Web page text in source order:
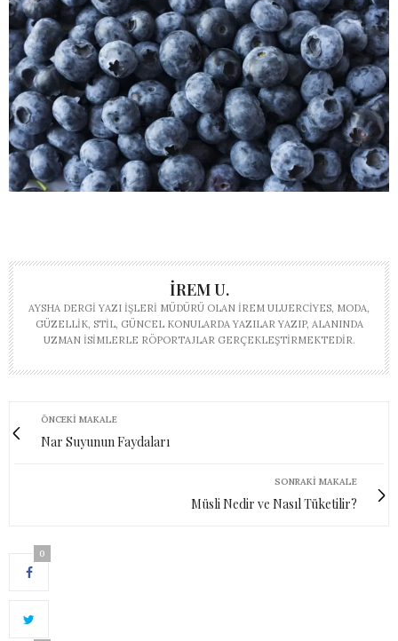
İREM U.
AYSHA DERGI YAZI İŞLERI MÜDÜRÜ OLAN İREM ULUERCIYES, MODA,
GÜZELLIK, STIL, GÜNCEL KONULARDA YAZILAR YAZIP, ALANINDA
UZMAN ISIMLERLE RÖPORTAJLAR GERÇEKLEŞTIRMEKTEDIR.
ÖNCEKI MAKALE
Nar Suyunun Faydaları
SONRAKI MAKALE
Müsli Nedir ve Nasıl Tüketilir?
0